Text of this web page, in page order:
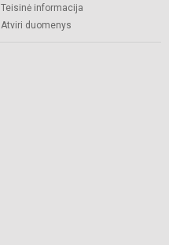
Teisinė informacija
Atviri duomenys